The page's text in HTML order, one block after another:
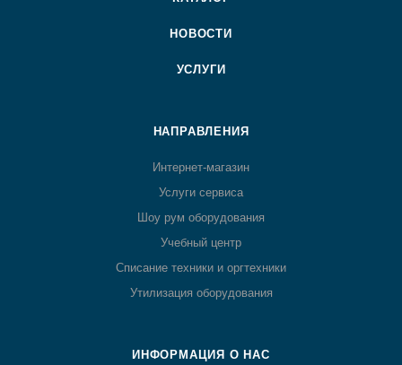
НОВОСТИ
УСЛУГИ
НАПРАВЛЕНИЯ
Интернет-магазин
Услуги сервиса
Шоу рум оборудования
Учебный центр
Списание техники и оргтехники
Утилизация оборудования
ИНФОРМАЦИЯ О НАС